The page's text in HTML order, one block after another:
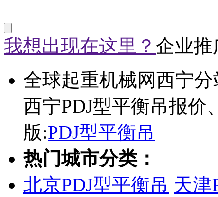
我想出现在这里？ 企业推
全球起重机械网西宁
西宁PDJ型平衡吊报价
版:PDJ型平衡吊
热门城市分类：
北京PDJ型平衡吊 天津